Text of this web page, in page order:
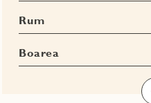
Rum
Boarea